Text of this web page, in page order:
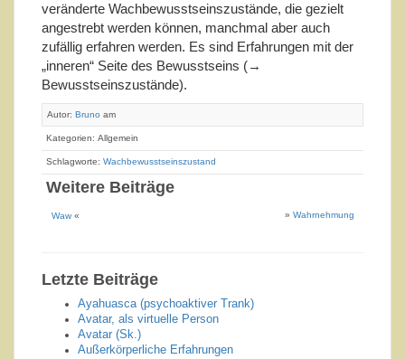
veränderte Wachbewusstseinszustände, die gezielt
angestrebt werden können, manchmal aber auch
zufällig erfahren werden. Es sind Erfahrungen mit der
„inneren“ Seite des Bewusstseins (→
Bewusstseinszustände).
Autor: Bruno am
Kategorien: Allgemein
Schlagworte: Wachbewusstseinszustand
Weitere Beiträge
Waw « » Wahrnehmung
Letzte Beiträge
Ayahuasca (psychoaktiver Trank)
Avatar, als virtuelle Person
Avatar (Sk.)
Außerkörperliche Erfahrungen